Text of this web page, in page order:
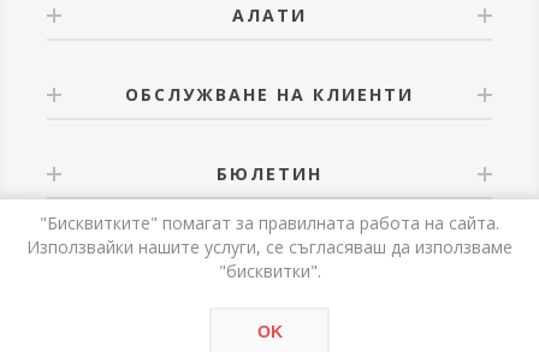
АЛАТИ
ОБСЛУЖВАНЕ НА КЛИЕНТИ
БЮЛЕТИН
Авторски права © 2026 Alati. Всички права запазени.
"Бисквитките" помагат за правилната работа на сайта.
Използвайки нашите услуги, се съгласяваш да използваме
"бисквитки".
OK